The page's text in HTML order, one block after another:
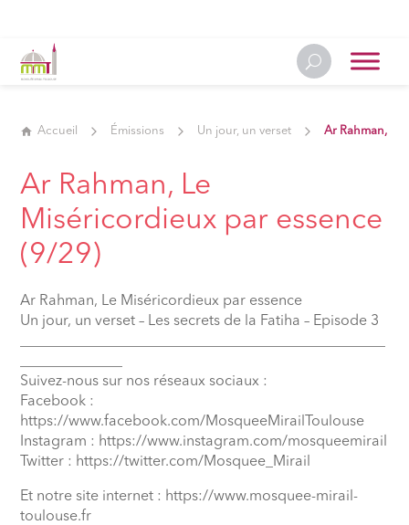
Accueil Émissions Un jour, un verset Ar Rahman, Le
Ar Rahman, Le
Miséricordieux par essence
(9/29)
Ar Rahman, Le Miséricordieux par essence
Un jour, un verset – Les secrets de la Fatiha – Episode 3
Suivez-nous sur nos réseaux sociaux :
Facebook :
https://www.facebook.com/MosqueeMirailToulouse
Instagram : https://www.instagram.com/mosqueemirail
Twitter : https://twitter.com/Mosquee_Mirail
Et notre site internet : https://www.mosquee-mirail-
toulouse.fr